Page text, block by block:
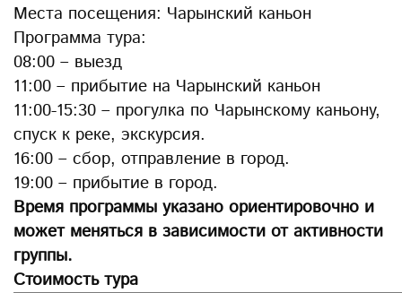
Места посещения: Чарынский каньон
Программа тура:
08:00 – выезд
11:00 – прибытие на Чарынский каньон
11:00-15:30 – прогулка по Чарынскому каньону,
спуск к реке, экскурсия.
16:00 – сбор, отправление в город.
19:00 – прибытие в город.
Время программы указано ориентировочно и
может меняться в зависимости от активности
группы.
Стоимость тура